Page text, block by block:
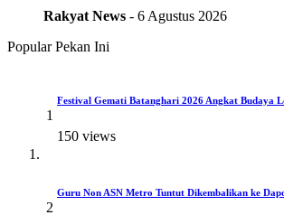
Rakyat News - 6 Agustus 2026
Popular Pekan Ini
1
Festival Gemati Batanghari 2026 Angkat Budaya
150 views
2
Guru Non ASN Metro Tuntut Dikembalikan ke